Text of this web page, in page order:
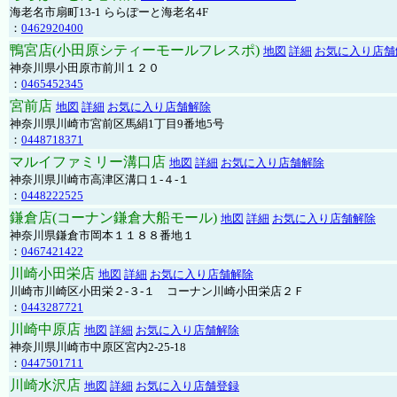
海老名市扇町13-1 ららぽーと海老名4F
： 0462920400
鴨宮店(小田原シティーモールフレスポ) 地図 詳細 お気に入り店
神奈川県小田原市前川１２０
： 0465452345
宮前店 地図 詳細 お気に入り店舗解除
神奈川県川崎市宮前区馬絹1丁目9番地5号
： 0448718371
マルイファミリー溝口店 地図 詳細 お気に入り店舗解除
神奈川県川崎市高津区溝口１-４-１
： 0448222525
鎌倉店(コーナン鎌倉大船モール) 地図 詳細 お気に入り店舗解除
神奈川県鎌倉市岡本１１８８番地１
： 0467421422
川崎小田栄店 地図 詳細 お気に入り店舗解除
川崎市川崎区小田栄２‐３‐１ コーナン川崎小田栄店２Ｆ
： 0443287721
川崎中原店 地図 詳細 お気に入り店舗解除
神奈川県川崎市中原区宮内2-25-18
： 0447501711
川崎水沢店 地図 詳細 お気に入り店舗登録